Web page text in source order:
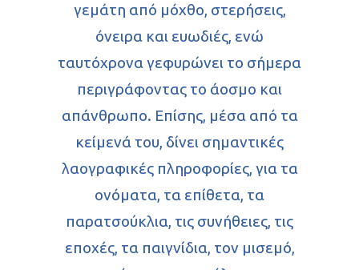
γεμάτη από μόχθο, στερήσεις,
όνειρα και ευωδιές, ενώ
ταυτόχρονα γεφυρώνει το σήμερα
περιγράφοντας το άοσμο και
απάνθρωπο. Επίσης, μέσα από τα
κείμενά του, δίνει σημαντικές
λαογραφικές πληροφορίες, για τα
ονόματα, τα επίθετα, τα
παρατσούκλια, τις συνήθειες, τις
εποχές, τα παιγνίδια, τον μισεμό,